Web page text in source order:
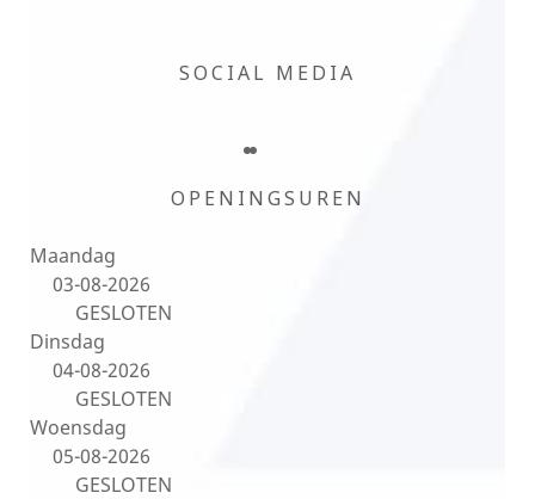
SOCIAL MEDIA
OPENINGSUREN
Maandag
03-08-2026
GESLOTEN
Dinsdag
04-08-2026
GESLOTEN
Woensdag
05-08-2026
GESLOTEN